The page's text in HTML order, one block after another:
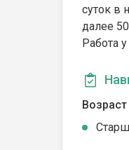
суток в
далее
Работа